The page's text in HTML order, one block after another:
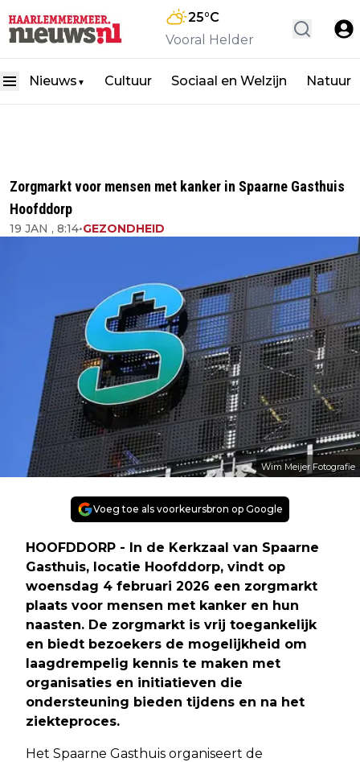
25°C
Vooral Helder
Nieuws ▼ Cultuur Sociaal en Welzijn Natuur
Zorgmarkt voor mensen met kanker in Spaarne Gasthuis
Hoofddorp
19 JAN , 8:14•GEZONDHEID
Wim Meijer Fotografie
Voeg toe als voorkeursbron op Google
HOOFDDORP - In de Kerkzaal van Spaarne
Gasthuis, locatie Hoofddorp, vindt op
woensdag 4 februari 2026 een zorgmarkt
plaats voor mensen met kanker en hun
naasten. De zorgmarkt is vrij toegankelijk
en biedt bezoekers de mogelijkheid om
laagdrempelig kennis te maken met
organisaties en initiatieven die
ondersteuning bieden tijdens en na het
ziekteproces.
Het Spaarne Gasthuis organiseert de